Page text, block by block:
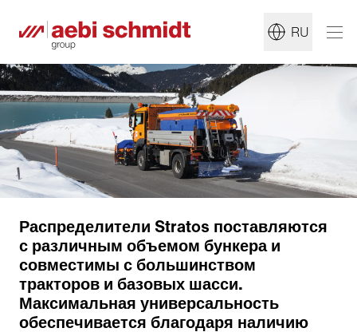
RU
Распределители Stratos поставляются
с различным объемом бункера и
совместимы с большинством
тракторов и базовых шасси.
Максимальная универсальность
обеспечивается благодаря наличию